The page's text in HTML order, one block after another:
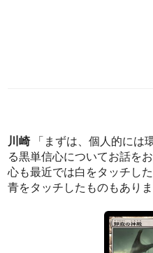
川崎「まずは、個人的には
る黒単信心についてお話を
心も最近では白をタッチし
青をタッチしたものもありま